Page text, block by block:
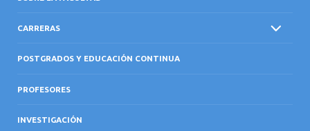
CARRERAS
POSTGRADOS Y EDUCACIÓN CONTINUA
PROFESORES
INVESTIGACIÓN